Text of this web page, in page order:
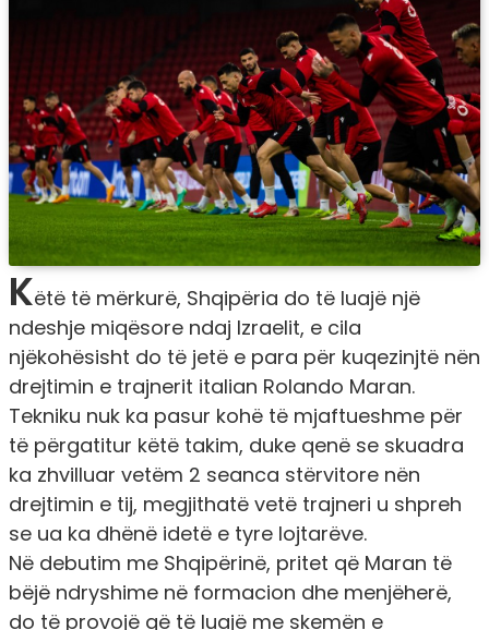
Këtë të mërkurë, Shqipëria do të luajë një
ndeshje miqësore ndaj Izraelit, e cila
njëkohësisht do të jetë e para për kuqezinjtë nën
drejtimin e trajnerit italian Rolando Maran.
Tekniku nuk ka pasur kohë të mjaftueshme për
të përgatitur këtë takim, duke qenë se skuadra
ka zhvilluar vetëm 2 seanca stërvitore nën
drejtimin e tij, megjithatë vetë trajneri u shpreh
se ua ka dhënë idetë e tyre lojtarëve.
Në debutim me Shqipërinë, pritet që Maran të
bëjë ndryshime në formacion dhe menjëherë,
do të provojë që të luajë me skemën e